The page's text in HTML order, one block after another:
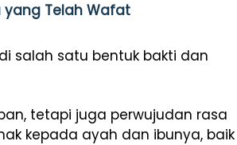
yang Telah Wafat
salah satu bentuk bakti dan
tetapi juga perwujudan rasa
kepada ayah dan ibunya, baik